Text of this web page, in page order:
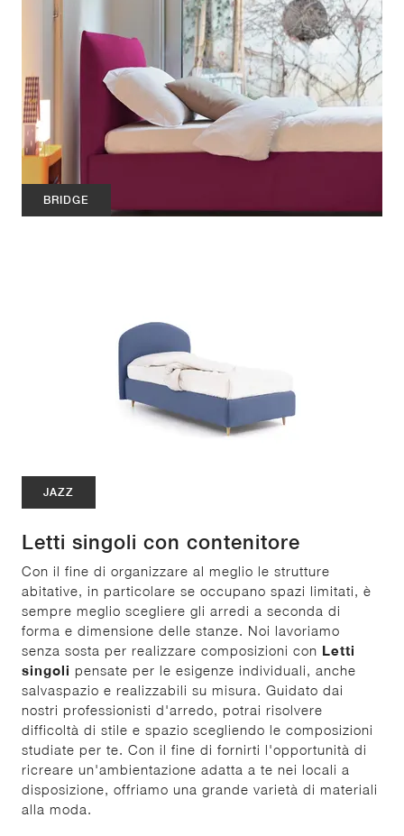
BRIDGE
JAZZ
Letti singoli con contenitore
Con il fine di organizzare al meglio le strutture
abitative, in particolare se occupano spazi limitati, è
sempre meglio scegliere gli arredi a seconda di
forma e dimensione delle stanze. Noi lavoriamo
senza sosta per realizzare composizioni con Letti
singoli pensate per le esigenze individuali, anche
salvaspazio e realizzabili su misura. Guidato dai
nostri professionisti d'arredo, potrai risolvere
difficoltà di stile e spazio scegliendo le composizioni
studiate per te. Con il fine di fornirti l'opportunità di
ricreare un'ambientazione adatta a te nei locali a
disposizione, offriamo una grande varietà di materiali
alla moda.